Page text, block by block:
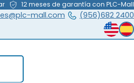
12 meses de garantía con PLC-Mall
(956)682 2400
mall.com